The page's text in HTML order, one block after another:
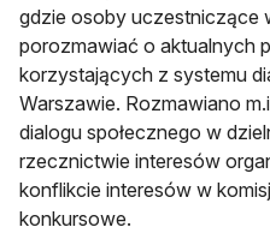
gdzie osoby uczestniczące
porozmawiać o aktualnych
korzystających z systemu
Warszawie. Rozmawiano
dialogu społecznego w
rzecznictwie interesów
konflikcie interesów w
konkursowe.